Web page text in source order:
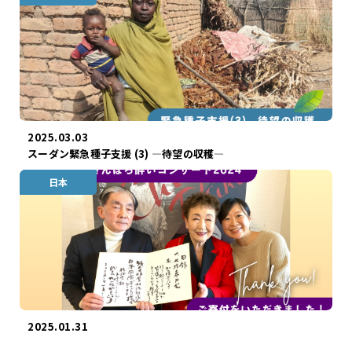
2025.03.03
スーダン緊急種子支援 (3) ―待望の収穫―
日本
2025.01.31